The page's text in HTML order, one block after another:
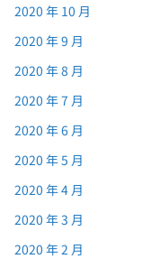
2020 年 10 月
2020 年 9 月
2020 年 8 月
2020 年 7 月
2020 年 6 月
2020 年 5 月
2020 年 4 月
2020 年 3 月
2020 年 2 月